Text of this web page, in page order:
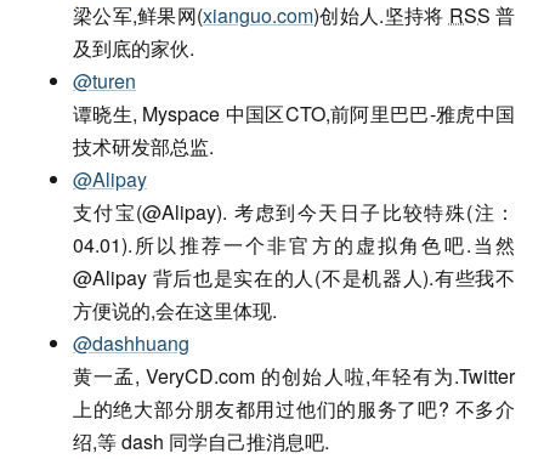
梁公军,鲜果网(xianguo.com)创始人.坚持将 RSS 普
及到底的家伙.
@turen
谭晓生, Myspace 中国区CTO,前阿里巴巴-雅虎中国
技术研发部总监.
@Alipay
支付宝(@Alipay). 考虑到今天日子比较特殊(注：
04.01).所以推荐一个非官方的虚拟角色吧.当然
@Alipay 背后也是实在的人(不是机器人).有些我不
方便说的,会在这里体现.
@dashhuang
黄一孟, VeryCD.com 的创始人啦,年轻有为.Twitter
上的绝大部分朋友都用过他们的服务了吧? 不多介
绍,等 dash 同学自己推消息吧.